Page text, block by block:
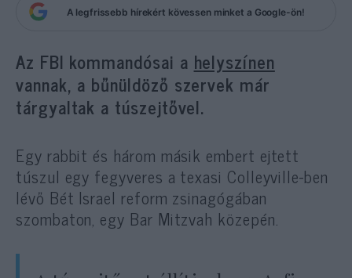
A legfrissebb hírekért kövessen minket a Google-ön!
Az FBI kommandósai a helyszínen
vannak, a bűnüldöző szervek már
tárgyaltak a túszejtővel.
Egy rabbit és három másik embert ejtett
túszul egy fegyveres a texasi Colleyville-ben
lévő Bét Israel reform zsinagógában
szombaton, egy Bar Mitzvah közepén.